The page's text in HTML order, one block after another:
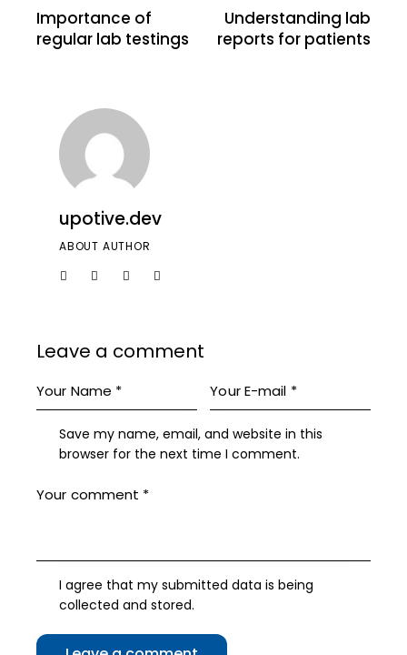
Importance of
regular lab testings
Understanding lab
reports for patients
upotive.dev
ABOUT AUTHOR
Leave a comment
Save my name, email, and website in this
browser for the next time I comment.
I agree that my submitted data is being
collected and stored.